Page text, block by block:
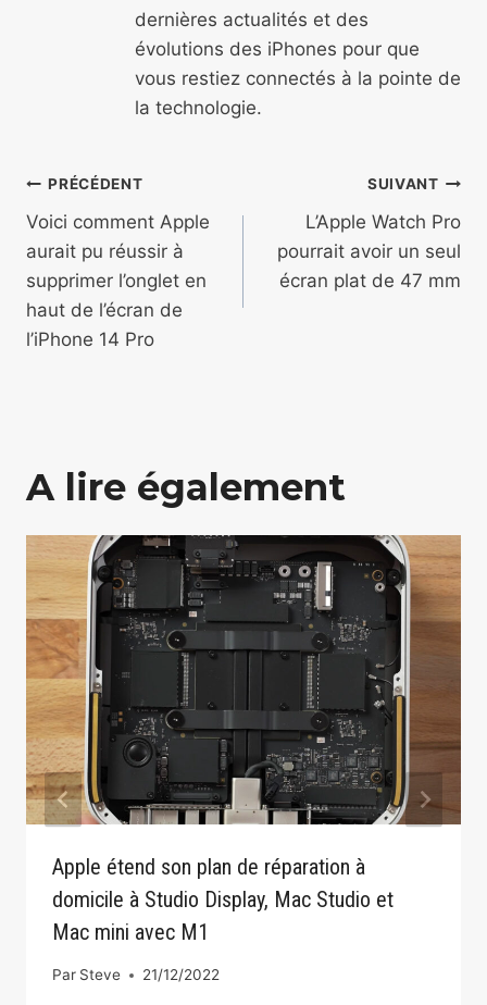
dernières actualités et des
évolutions des iPhones pour que
vous restiez connectés à la pointe de
la technologie.
Navigation
de
l’article
PRÉCÉDENT
Voici comment Apple
aurait pu réussir à
supprimer l’onglet en
haut de l’écran de
l’iPhone 14 Pro
SUIVANT
L’Apple Watch Pro
pourrait avoir un seul
écran plat de 47 mm
A lire également
Apple étend son plan de réparation à
domicile à Studio Display, Mac Studio et
Mac mini avec M1
Par Steve 21/12/2022